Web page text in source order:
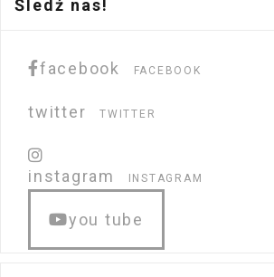
Śledź nas!
facebook FACEBOOK
twitter TWITTER
instagram INSTAGRAM
you tube